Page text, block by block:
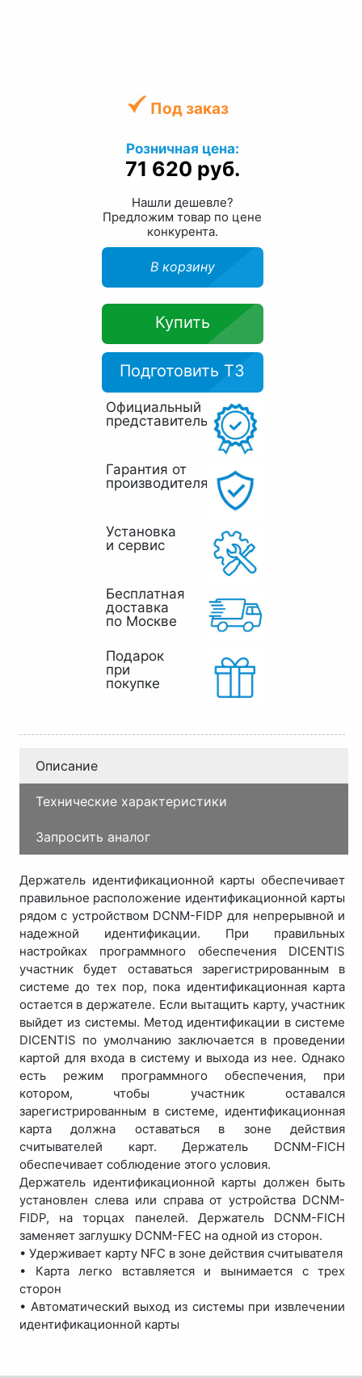
Под заказ
Розничная цена:
71 620 руб.
Нашли дешевле?
Предложим товар по цене
конкурента.
В корзину
Купить
Подготовить ТЗ
Официальный
представитель
Гарантия от
производителя
Установка
и сервис
Бесплатная
доставка
по Москве
Подарок
при
покупке
Описание
Технические характеристики
Запросить аналог
Держатель идентификационной карты обеспечивает
правильное расположение идентификационной карты
рядом с устройством DCNM-FIDP для непрерывной и
надежной идентификации. При правильных
настройках программного обеспечения DICENTIS
участник будет оставаться зарегистрированным в
системе до тех пор, пока идентификационная карта
остается в держателе. Если вытащить карту, участник
выйдет из системы. Метод идентификации в системе
DICENTIS по умолчанию заключается в проведении
картой для входа в систему и выхода из нее. Однако
есть режим программного обеспечения, при
котором, чтобы участник оставался
зарегистрированным в системе, идентификационная
карта должна оставаться в зоне действия
считывателей карт. Держатель DCNM-FICH
обеспечивает соблюдение этого условия.
Держатель идентификационной карты должен быть
установлен слева или справа от устройства DCNM-
FIDP, на торцах панелей. Держатель DCNM-FICH
заменяет заглушку DCNM-FEC на одной из сторон.
• Удерживает карту NFC в зоне действия считывателя
• Карта легко вставляется и вынимается с трех
сторон
• Автоматический выход из системы при извлечении
идентификационной карты